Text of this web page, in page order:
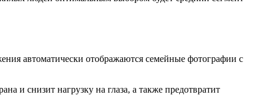
автоматически отображаются семейные фотографии с
и снизит нагрузку на глаза, а также предотвратит